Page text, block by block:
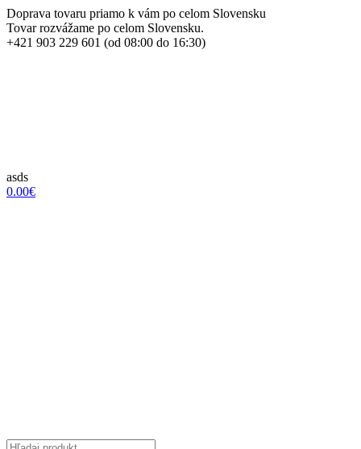
Doprava tovaru priamo k vám po celom Slovensku
Tovar rozvážame po celom Slovensku.
+421 903 229 601 (od 08:00 do 16:30)
asds
0.00€